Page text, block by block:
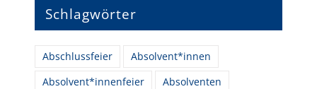
Schlagwörter
Abschlussfeier
Absolvent*innen
Absolvent*innenfeier
Absolventen